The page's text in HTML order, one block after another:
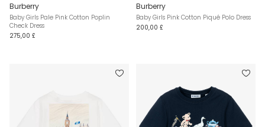
Burberry
Baby Girls Pale Pink Cotton Poplin
Check Dress
275,00 £
Burberry
Baby Girls Pink Cotton Piqué Polo Dress
200,00 £